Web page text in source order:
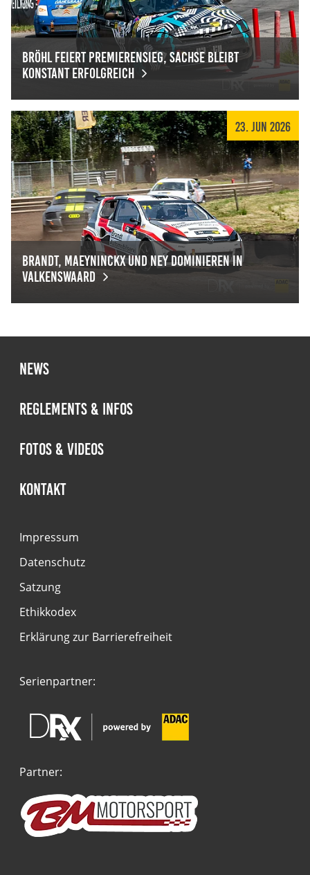
Bröhl feiert Premierensieg, Sachse bleibt
konstant erfolgreich
Bröhl feiert Premierensieg, Sachse bleibt konstant
23. Jun 2026
Brandt, Maeyninckx und Ney dominieren in
Valkenswaard
News
Reglements & Infos
Fotos & Videos
Kontakt
Impressum
Datenschutz
Satzung
Ethikkodex
Erklärung zur Barrierefreiheit
Serienpartner:
Partner: